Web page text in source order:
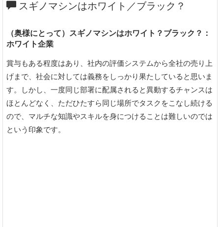
スギノマシンはホワイト／ブラック？
（奥様にとって）スギノマシンはホワイト？ブラック？：
ホワイト企業
賞与もある程度はあり、社内の評価システムから全社の売り上
げまで、社会に対しては義務をしっかり果たしていると思いま
す。しかし、一度同じ部署に配属されると異動するチャンスは
ほとんどなく、ただひたすら同じ場所でタスクをこなし続ける
ので、マルチな知識やスキルを身につけることは難しいのでは
という印象です。